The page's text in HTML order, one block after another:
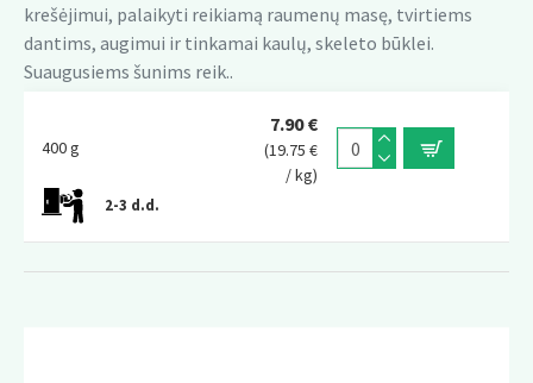
krešėjimui, palaikyti reikiamą raumenų masę, tvirtiems
dantims, augimui ir tinkamai kaulų, skeleto būklei.
Suaugusiems šunims reik..
400 g
2-3 d.d.
7.90 €
(19.75 €
/ kg)